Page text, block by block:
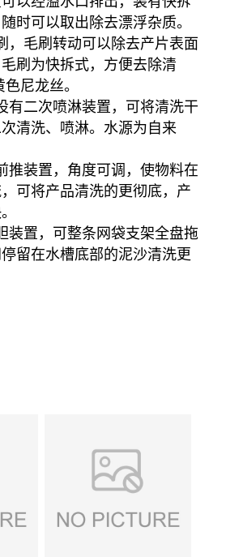
时可以取出除去漂浮杂质。
，毛刷转动可以除去产片表面
刷为快拆式，方便去除清
尼龙丝。
有二次喷淋装置，可将清洗干
清洗、喷淋。水源为自来
推装置，角度可调，使物料在
可将产品清洗的更彻底，产
装置，可整条网袋支架全盘拖
留在水槽底部的泥沙清洗更